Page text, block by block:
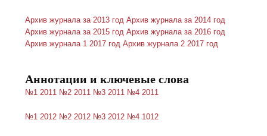
Архив журнала за 2013 год Архив журнала за 2014 год
Архив журнала за 2015 год Архив журнала за 2016 год
Архив журнала 1 2017 год Архив журнала 2 2017 год
Аннотации и ключевые слова
№1 2011 №2 2011 №3 2011 №4 2011
№1 2012 №2 2012 №3 2012 №4 1012